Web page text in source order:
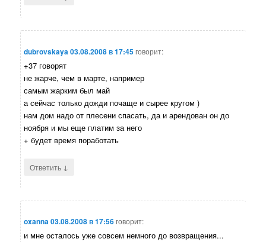
dubrovskaya 03.08.2008 в 17:45говорит:
+37 говорят
не жарче, чем в марте, например
самым жарким был май
а сейчас только дожди почаще и сырее кругом )
нам дом надо от плесени спасать, да и арендован он до
ноября и мы еще платим за него
+ будет время поработать
Ответить ↓
oxanna03.08.2008 в 17:56говорит:
и мне осталось уже совсем немного до возвращения...